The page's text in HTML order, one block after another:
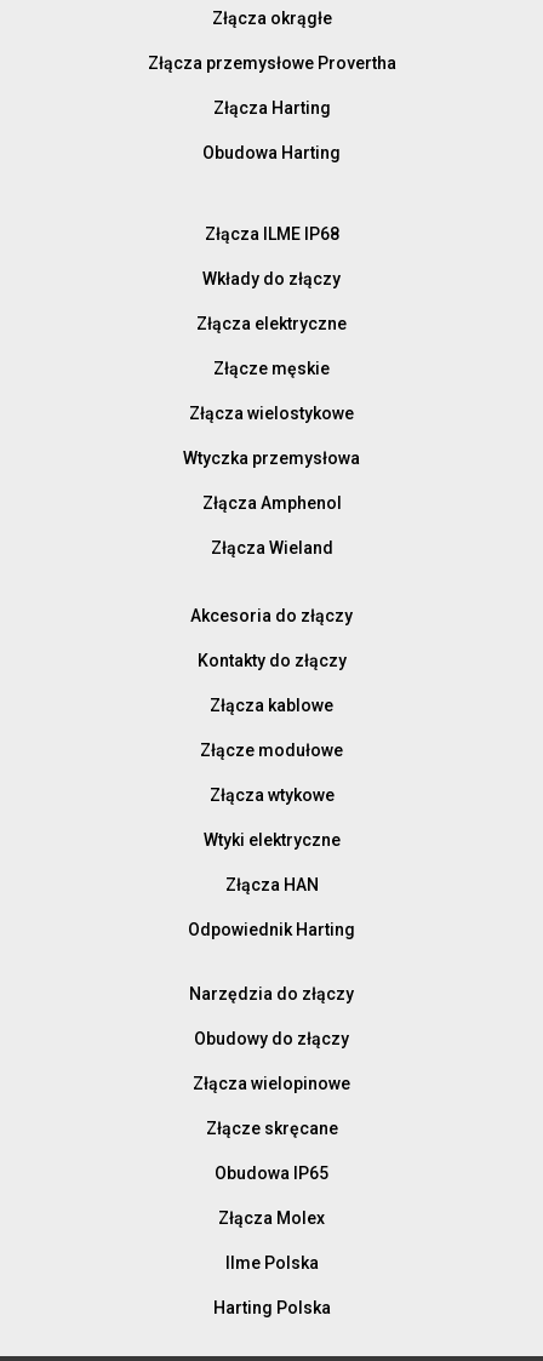
Złącza okrągłe
Złącza przemysłowe Provertha
Złącza Harting
Obudowa Harting
Złącza ILME IP68
Wkłady do złączy
Złącza elektryczne
Złącze męskie
Złącza wielostykowe
Wtyczka przemysłowa
Złącza Amphenol
Złącza Wieland
Akcesoria do złączy
Kontakty do złączy
Złącza kablowe
Złącze modułowe
Złącza wtykowe
Wtyki elektryczne
Złącza HAN
Odpowiednik Harting
Narzędzia do złączy
Obudowy do złączy
Złącza wielopinowe
Złącze skręcane
Obudowa IP65
Złącza Molex
Ilme Polska
Harting Polska